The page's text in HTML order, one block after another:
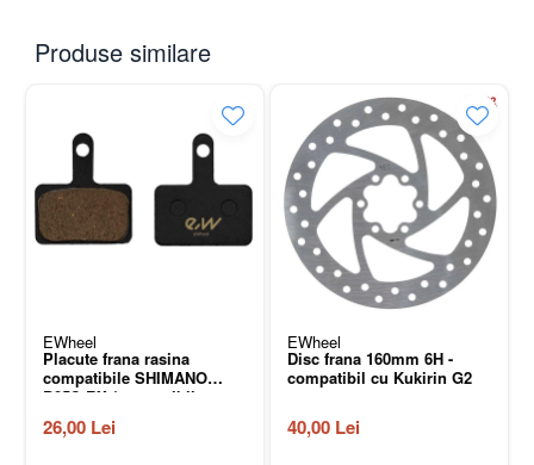
Produse similare
EWheel
Placute frana rasina
compatibile SHIMANO
B05S-RX (compatibil
26,00 Lei
EWheel
Disc frana 160mm 6H -
compatibil cu Kukirin G2
40,00 Lei